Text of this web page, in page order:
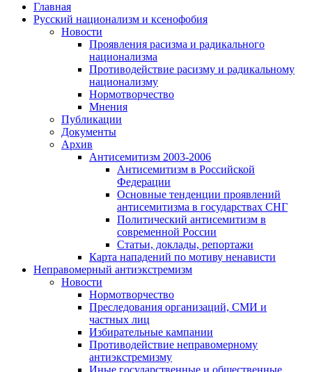
Главная
Русский национализм и ксенофобия
Новости
Проявления расизма и радикального
национализма
Противодействие расизму и радикальному
национализму
Нормотворчество
Мнения
Публикации
Документы
Архив
Антисемитизм 2003-2006
Антисемитизм в Российской
Федерации
Основные тенденции проявлений
антисемитизма в государствах СНГ
Политический антисемитизм в
современной России
Статьи, доклады, репортажи
Карта нападений по мотиву ненависти
Неправомерный антиэкстремизм
Новости
Нормотворчество
Преследования организаций, СМИ и
частных лиц
Избирательные кампании
Противодействие неправомерному
антиэкстремизму